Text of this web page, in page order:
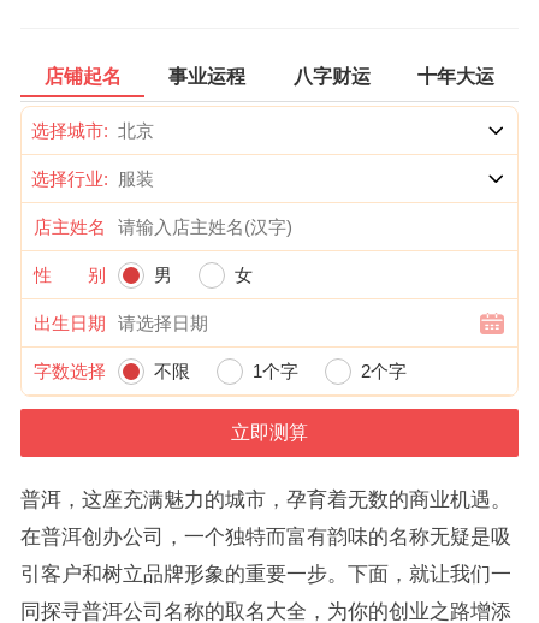
店铺起名 事业运程 八字财运 十年大运
选择城市:
选择行业:
店主姓名
性 别 男 女
出生日期
字数选择 不限 1个字 2个字
普洱，这座充满魅力的城市，孕育着无数的商业机遇。
在普洱创办公司，一个独特而富有韵味的名称无疑是吸
引客户和树立品牌形象的重要一步。下面，就让我们一
同探寻普洱公司名称的取名大全，为你的创业之路增添